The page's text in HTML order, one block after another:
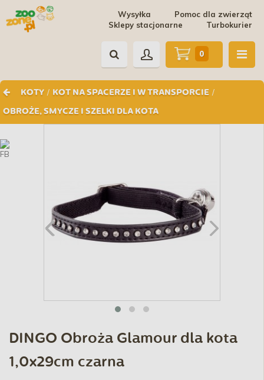
Pomoc dla zwierząt
Wysyłka
Turbokurier
Sklepy stacjonarne
KOTY / KOT NA SPACERZE I W TRANSPORCIE /
OBROŻE, SMYCZE I SZELKI DLA KOTA
0
DINGO Obroża Glamour dla kota
1,0x29cm czarna